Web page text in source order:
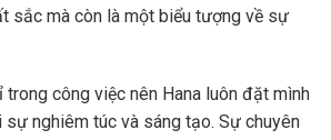
sắc mà còn là một biểu tượng về sự
trong công việc nên Hana luôn đặt mình
nghiêm túc và sáng tạo. Sự chuyên